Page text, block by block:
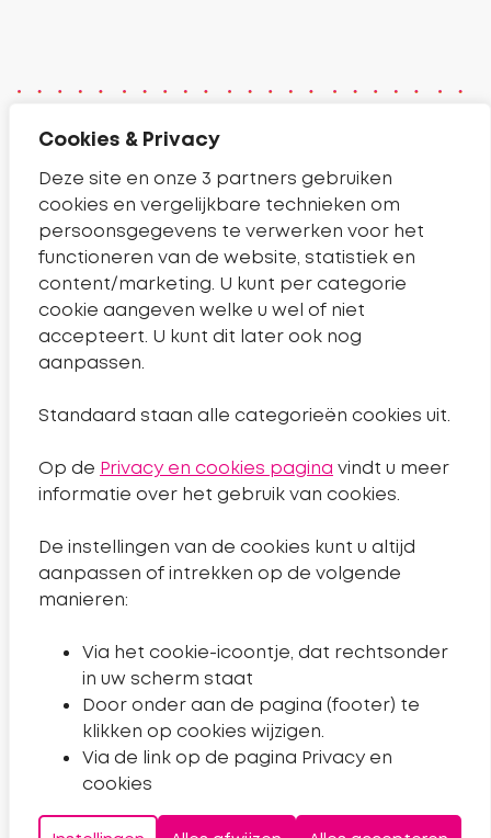
Cookies & Privacy
Deze site en onze 3 partners gebruiken
cookies en vergelijkbare technieken om
persoonsgegevens te verwerken voor het
functioneren van de website, statistiek en
content/marketing. U kunt per categorie
cookie aangeven welke u wel of niet
accepteert. U kunt dit later ook nog
aanpassen.
Standaard staan alle categorieën cookies uit.
Op de Privacy en cookies pagina vindt u meer
informatie over het gebruik van cookies.
De instellingen van de cookies kunt u altijd
aanpassen of intrekken op de volgende
manieren:
Via het cookie-icoontje, dat rechtsonder
in uw scherm staat
Door onder aan de pagina (footer) te
klikken op cookies wijzigen.
Via de link op de pagina Privacy en
cookies
Telefoonnummer Sleutelkwartier
14 0182
Pagina contact
Contact
Handige links
Projecten
Algemeen
Sitemap
Privacyverklaring
Cookies wijzigen
Volg ons
Naar de Facebookpagina van Sleutelkwartier.
Naar de instagrampagina van Sleutelkwartier.
Naar de Youtube-pagina van Sleutelkwartier.